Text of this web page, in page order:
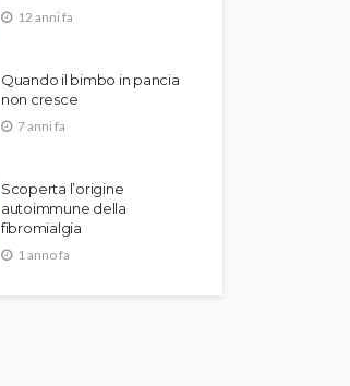
12 anni fa
Quando il bimbo in pancia
non cresce
7 anni fa
Scoperta l’origine
autoimmune della
fibromialgia
1 anno fa